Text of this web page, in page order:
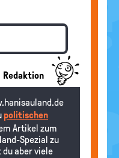
Redaktion
politischen
Artikel zum
Spezial zu
aber viele